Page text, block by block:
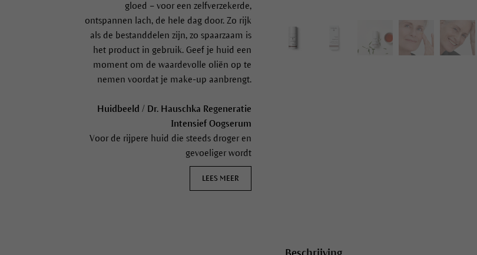
gloed – voor een zelfverzekerde,
ontspannen lach, de hele dag door. Zo rijk
als de bestanddelen zijn, zo spaarzaam is
het product in gebruik. Geef je huid een
moment om de waardevolle oliën op te
nemen voordat je make-up aanbrengt.
Huidbeeld / Dr. Hauschka Regeneratie
Intensief Oogserum
Voor de rijpere huid die steeds droger en
gevoeliger wordt
LEES MEER